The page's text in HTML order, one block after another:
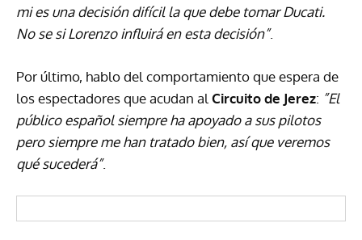
mi es una decisión difícil la que debe tomar Ducati.
No se si Lorenzo influirá en esta decisión”.
Por último, hablo del comportamiento que espera de
los espectadores que acudan alCircuito de Jerez: ”El
público español siempre ha apoyado a sus pilotos
pero siempre me han tratado bien, así que veremos
qué sucederá”.